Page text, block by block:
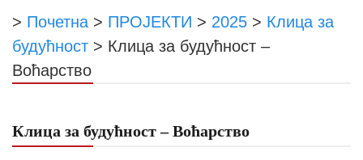
> Почетна > ПРОЈЕКТИ > 2025 > Клица за
будућност > Клица за будућност –
Воћарство
Клица за будућност – Воћарство